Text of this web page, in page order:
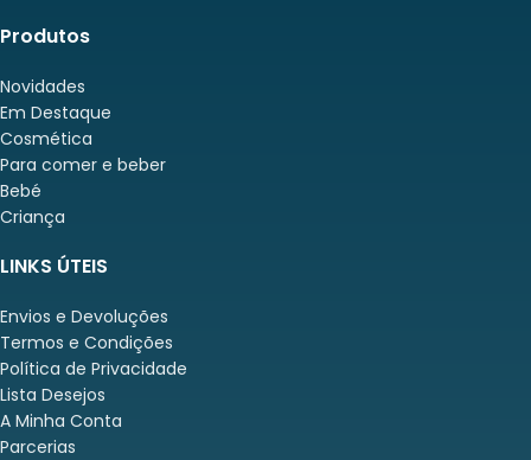
Produtos
Novidades
Em Destaque
Cosmética
Para comer e beber
Bebé
Criança
LINKS ÚTEIS
Envios e Devoluções
Termos e Condições
Política de Privacidade
Lista Desejos
A Minha Conta
Parcerias